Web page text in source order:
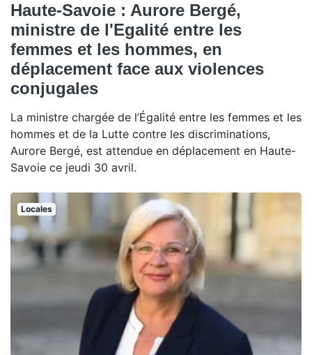
Haute-Savoie : Aurore Bergé,
ministre de l'Egalité entre les
femmes et les hommes, en
déplacement face aux violences
conjugales
La ministre chargée de l’Égalité entre les femmes et les
hommes et de la Lutte contre les discriminations,
Aurore Bergé, est attendue en déplacement en Haute-
Savoie ce jeudi 30 avril.
Locales